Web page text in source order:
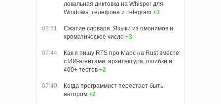
локальная диктовка на Whisper для
Windows, телефона и Telegram +3
03:51
Сжатие словаря. Языки из омонимов и
хроматическое число +3
07:44
Как я пишу RTS про Марс на Rust вместе
с ИИ-агентами: архитектура, ошибки и
400+ тестов +2
07:40
Когда программист перестает быть
автором +2